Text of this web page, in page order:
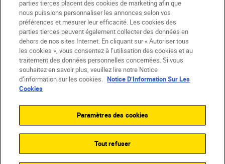
Conditions d’utilisation
CVG de la boutique Nikon Store
Notice d’information sur les cookies
Accessibilité
Paramètres des cookies
© 2026 Nikon
parties tierces placent des cookies de marketing afin que
nous puissions personnaliser les annonces selon vos
préférences et mesurer leur efficacité. Les cookies des
parties tierces peuvent également collecter des données en
dehors de nos sites Internet. En cliquant sur « Autoriser tous
les cookies », vous consentez à l’utilisation des cookies et au
traitement des données personnelles concernées. Si vous
souhaitez en savoir plus, veuillez lire notre Notice
d’information sur les cookies. Notice D’Information Sur Les
Cookies
Paramètres des cookies
Tout refuser